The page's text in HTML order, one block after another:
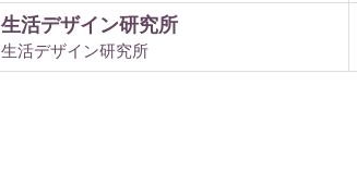
生活デザイン研究所
生活デザイン研究所